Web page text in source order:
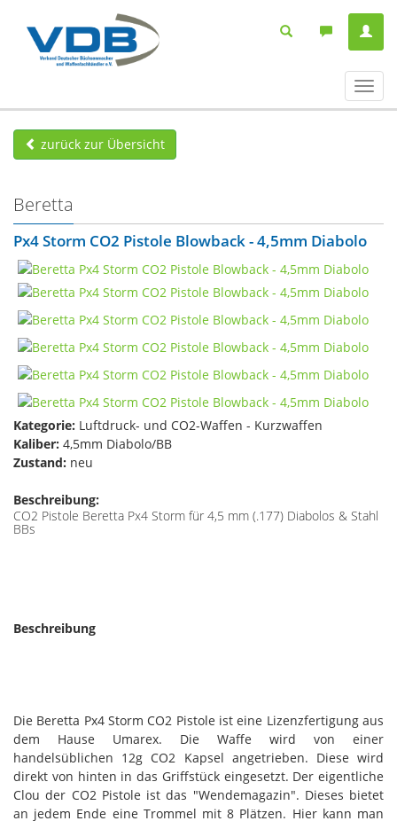
ein-/
zurück zur Übersicht
Beretta
Px4 Storm CO2 Pistole Blowback - 4,5mm Diabolo
Kategorie: Luftdruck- und CO2-Waffen - Kurzwaffen
Kaliber: 4,5mm Diabolo/BB
Zustand: neu
Beschreibung:
CO2 Pistole Beretta Px4 Storm für 4,5 mm (.177) Diabolos & Stahl
BBs
Beschreibung
Die Beretta Px4 Storm CO2 Pistole ist eine Lizenzfertigung aus
dem Hause Umarex. Die Waffe wird von einer
handelsüblichen 12g CO2 Kapsel angetrieben. Diese wird
direkt von hinten in das Griffstück eingesetzt. Der eigentliche
Clou der CO2 Pistole ist das "Wendemagazin". Dieses bietet
an jedem Ende eine Trommel mit 8 Plätzen. Hier kann man